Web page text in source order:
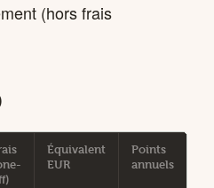
(hors frais
Équivalent
EUR
Points
annuels